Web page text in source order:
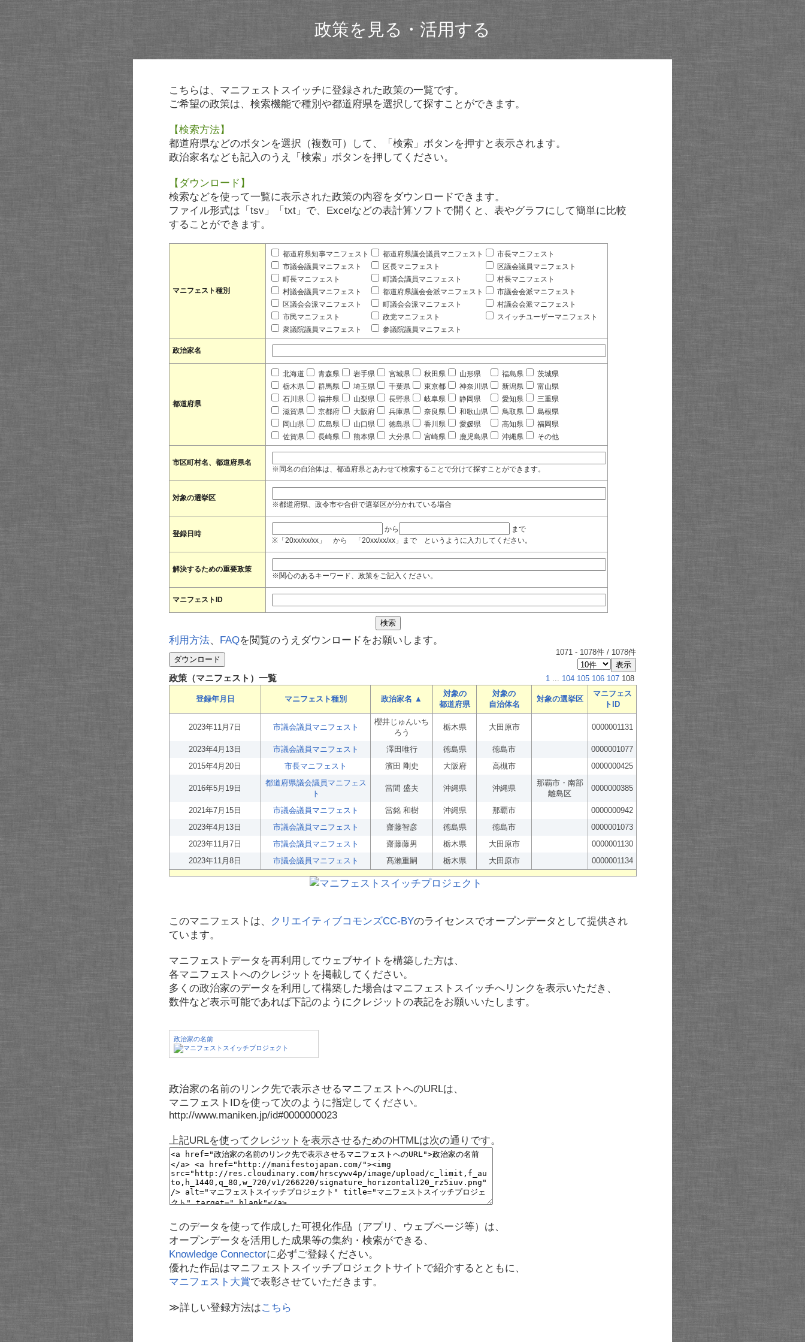
政策を見る・活用する
こちらは、マニフェストスイッチに登録された政策の一覧です。
ご希望の政策は、検索機能で種別や都道府県を選択して探すことができます。
【検索方法】
都道府県などのボタンを選択（複数可）して、「検索」ボタンを押すと表示されます。
政治家名なども記入のうえ「検索」ボタンを押してください。
【ダウンロード】
検索などを使って一覧に表示された政策の内容をダウンロードできます。
ファイル形式は「tsv」「txt」で、Excelなどの表計算ソフトで開くと、表やグラフにして簡単に比較
することができます。
マニフェスト種別
都道府県知事マニフェスト 都道府県議会議員マニフェスト
市長マニフェスト
市議会議員マニフェスト
区長マニフェスト
区議会議員マニフェスト
町長マニフェスト
町議会議員マニフェスト
村長マニフェスト
村議会議員マニフェスト
都道府県議会会派マニフェスト
市議会会派マニフェスト
区議会会派マニフェスト
町議会会派マニフェスト
村議会会派マニフェスト
市民マニフェスト
政党マニフェスト
スイッチユーザーマニフェスト
衆議院議員マニフェスト
参議院議員マニフェスト
政治家名
都道府県
北海道 青森県 岩手県 宮城県 秋田県 山形県 福島県
茨城県
栃木県
群馬県 埼玉県 千葉県 東京都 神奈川県 新潟県
富山県
石川県
福井県 山梨県 長野県 岐阜県 静岡県 愛知県
三重県
滋賀県
京都府 大阪府 兵庫県 奈良県 和歌山県 鳥取県
島根県
岡山県
広島県 山口県 徳島県 香川県 愛媛県 高知県
福岡県
佐賀県
長崎県 熊本県 大分県 宮崎県 鹿児島県 沖縄県 その他
市区町村名、都道府県名
※同名の自治体は、都道府県とあわせて検索することで分けて探すことができます。
対象の選挙区
※都道府県、政令市や合併で選挙区が分かれている場合
登録日時
から
まで
※「20xx/xx/xx」 から 「20xx/xx/xx」まで というように入力してください。
解決するための重要政策
※関心のあるキーワード、政策をご記入ください。
マニフェストID
利用方法、 FAQを閲覧のうえダウンロードをお願いします。
1071 - 1078件 / 1078件
政策（マニフェスト）一覧 1 ... 104 105 106 107 108
登録年月日 マニフェスト種別 政治家名 ▲
対象の
都道府県
対象の
自治体名
対象の選挙区
マニフェス
トID
2023年11月7日 市議会議員マニフェスト
櫻井じゅんいち
ろう
栃木県 大田原市 0000001131
2023年4月13日 市議会議員マニフェスト 澤田唯行 徳島県 徳島市
0000001077
2015年4月20日
市長マニフェスト 濱田 剛史 大阪府 高槻市 0000000425
2016年5月19日
都道府県議会議員マニフェス
ト
當間 盛夫 沖縄県 沖縄県
那覇市・南部
離島区
0000000385
2021年7月15日 市議会議員マニフェスト 當銘 和樹 沖縄県 那覇市
0000000942
2023年4月13日
市議会議員マニフェスト 齋藤智彦 徳島県 徳島市
0000001073
2023年11月7日
市議会議員マニフェスト 齋藤藤男 栃木県 大田原市
0000001130
2023年11月8日
市議会議員マニフェスト 髙瀨重嗣 栃木県 大田原市 0000001134
このマニフェストは、 クリエイティブコモンズCC-BYのライセンスでオープンデータとして提供され
ています。
マニフェストデータを再利用してウェブサイトを構築した方は、
各マニフェストへのクレジットを掲載してください。
多くの政治家のデータを利用して構築した場合はマニフェストスイッチへリンクを表示いただき、
数件など表示可能であれば下記のようにクレジットの表記をお願いいたします。
政治家の名前
政治家の名前のリンク先で表示させるマニフェストへのURLは、
マニフェストIDを使って次のように指定してください。
http://www.maniken.jp/id#0000000023
上記URLを使ってクレジットを表示させるためのHTMLは次の通りです。
このデータを使って作成した可視化作品（アプリ、ウェブページ等）は、
オープンデータを活用した成果等の集約・検索ができる、
Knowledge Connectorに必ずご登録ください。
優れた作品はマニフェストスイッチプロジェクトサイトで紹介するとともに、
マニフェスト大賞で表彰させていただきます。
≫詳しい登録方法はこちら